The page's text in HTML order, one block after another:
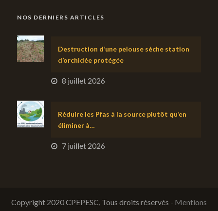
NOS DERNIERS ARTICLES
Destruction d’une pelouse sèche station
d’orchidée protégée
8 juillet 2026
Réduire les Pfas à la source plutôt qu’en
éliminer à…
7 juillet 2026
Copyright 2020 CPEPESC, Tous droits réservés - Mentions